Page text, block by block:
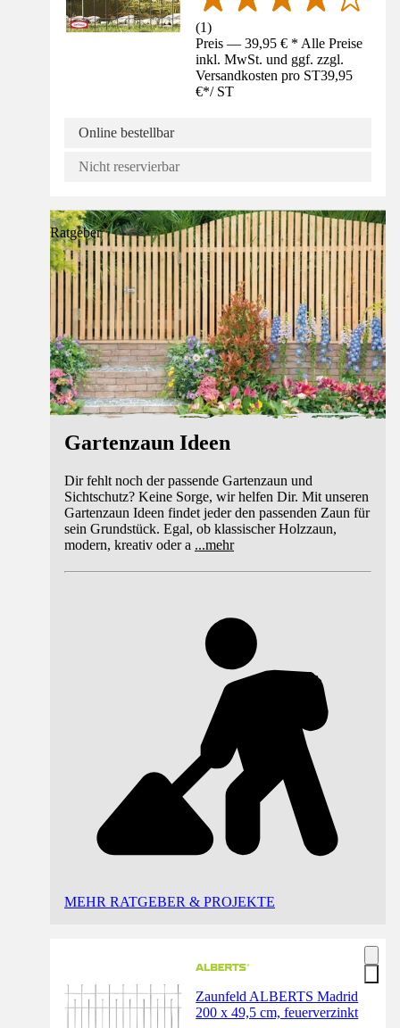
(1)
Preis — 39,95 € * Alle Preise
inkl. MwSt. und ggf. zzgl.
Versandkosten pro ST39,95
€*/ ST
Online bestellbar
Nicht reservierbar
Ratgeber
Gartenzaun Ideen
Dir fehlt noch der passende Gartenzaun und
Sichtschutz? Keine Sorge, wir helfen Dir. Mit unseren
Gartenzaun Ideen findet jeder den passenden Zaun für
sein Grundstück. Egal, ob klassischer Holzzaun,
modern, kreativ oder a ...mehr
MEHR RATGEBER & PROJEKTE
Zaunfeld ALBERTS Madrid
200 x 49,5 cm, feuerverzinkt